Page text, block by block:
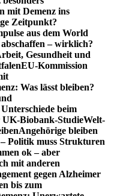
mit Demenz ins
Zeitpunkt?
aus dem World
– wirklich?
Gesundheit und
EU-Kommission
Was lässt bleiben?
Unterschiede beim
UK-Biobank-StudieWelt-
Angehörige bleiben
Politik muss Strukturen
ok – aber
mit anderen
gegen Alzheimer
bis zum